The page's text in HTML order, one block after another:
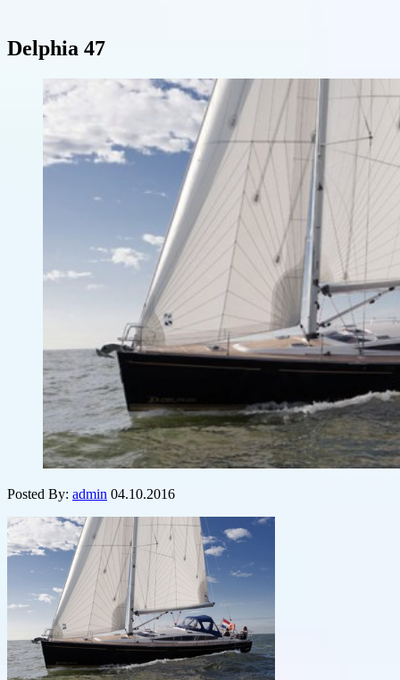
Delphia 47
Posted By: admin 04.10.2016